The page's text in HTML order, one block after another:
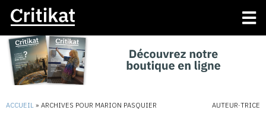
ACCUEIL » ARCHIVES POUR MARION PASQUIER AUTEUR·TRICE